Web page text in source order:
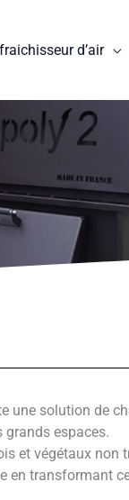
d’air
une solution de
grands espaces.
et végétaux non
en transformant